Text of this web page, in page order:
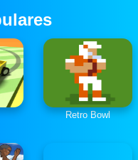
Retro Bowl